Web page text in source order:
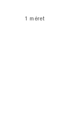
1 méret